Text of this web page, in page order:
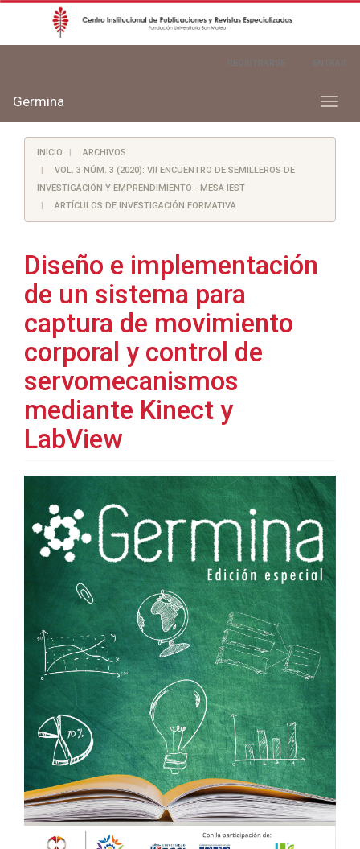
principal
Barra
lateral
Toggle
Germina
INICIO
ARCHIVOS
VOL. 3 NÚM. 3 (2020): VII ENCUENTRO DE SEMILLEROS DE
INVESTIGACIÓN Y EMPRENDIMIENTO - MESA IEST
ARTÍCULOS DE INVESTIGACIÓN FORMATIVA
Diseño e implementación
de un sistema para
captura de movimiento
corporal y control de
servomecanismos
mediante Kinect y
LabView
lateral
del
artículo